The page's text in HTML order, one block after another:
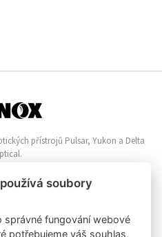
přístrojů Pulsar, Yukon a Delta
o nákupu
řád
zboží
soubory
správné fungování webové
potřebujeme váš souhlas,